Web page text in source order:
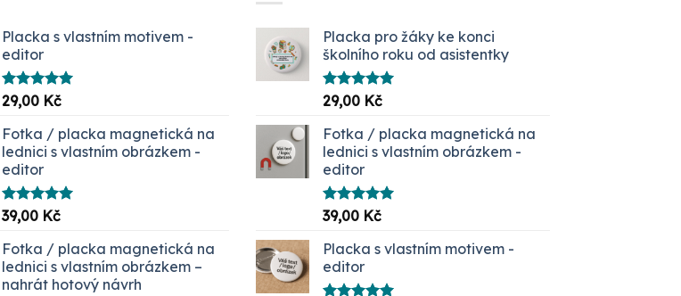
Placka s vlastním motivem -
editor
Hodnocení
5.00
29,00 Kč
Fotka / placka magnetická na
lednici s vlastním obrázkem -
editor
Hodnocení
5.00
39,00 Kč
Fotka / placka magnetická na
lednici s vlastním obrázkem –
nahrát hotový návrh
Placka pro žáky ke konci
školního roku od asistentky
Hodnocení
5.00
29,00 Kč
Fotka / placka magnetická na
lednici s vlastním obrázkem -
editor
Hodnocení
5.00
39,00 Kč
Placka s vlastním motivem -
editor